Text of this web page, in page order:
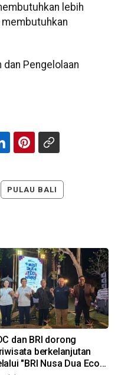
lebih
membutuhkan
Pengelolaan
PULAU BALI
dan BRI dorong
berkelanjutan
"BRI Nusa Dua Eco